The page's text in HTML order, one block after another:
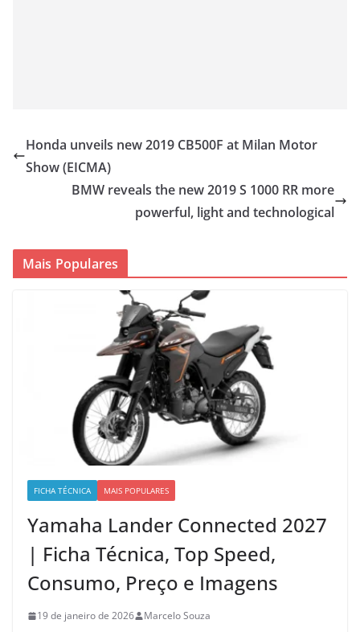
Honda unveils new 2019 CB500F at Milan Motor
Show (EICMA)
BMW reveals the new 2019 S 1000 RR more
powerful, light and technological
Mais Populares
FICHA TÉCNICA MAIS POPULARES
Yamaha Lander Connected 2027
| Ficha Técnica, Top Speed,
Consumo, Preço e Imagens
19 de janeiro de 2026 Marcelo Souza